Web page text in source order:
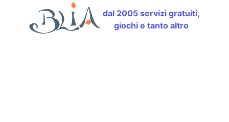
dal 2005 servizi gratuiti,
giochi e tanto altro